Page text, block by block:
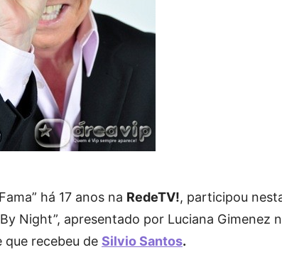
há 17 anos na RedeTV!, participou
Night”, apresentado por Luciana Gimenez
que recebeu de Silvio Santos.